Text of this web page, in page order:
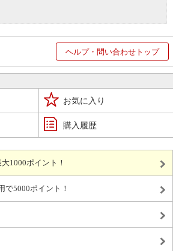
ヘルプ・問い合わせトップ
お気に入り
購入履歴
1000ポイント！
で5000ポイント！